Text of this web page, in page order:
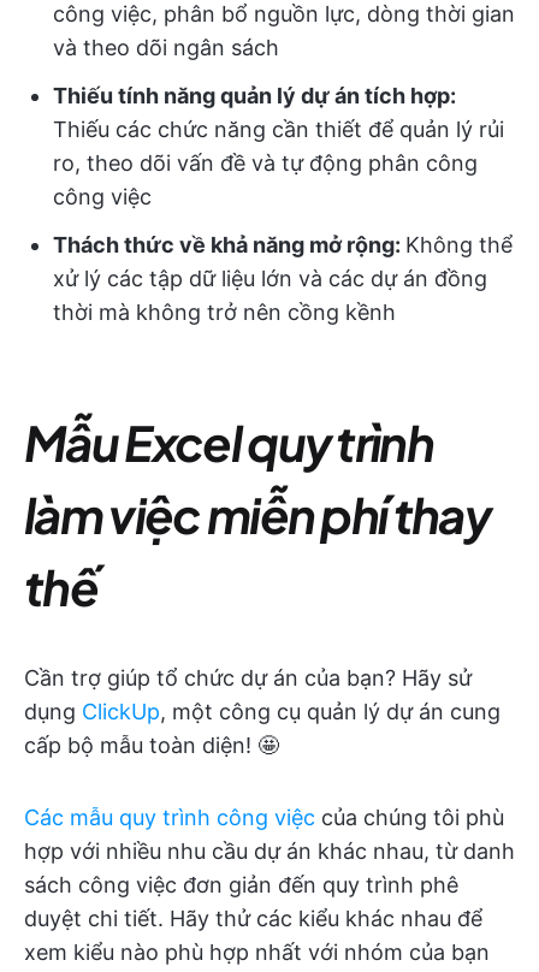
công việc, phân bổ nguồn lực, dòng thời gian
và theo dõi ngân sách
Thiếu tính năng quản lý dự án tích hợp:
Thiếu các chức năng cần thiết để quản lý rủi
ro, theo dõi vấn đề và tự động phân công
công việc
Thách thức về khả năng mở rộng: Không thể
xử lý các tập dữ liệu lớn và các dự án đồng
thời mà không trở nên cồng kềnh
Mẫu Excel quy trình
làm việc miễn phí thay
thế
Cần trợ giúp tổ chức dự án của bạn? Hãy sử
dụng ClickUp, một công cụ quản lý dự án cung
cấp bộ mẫu toàn diện! 🤩
Các mẫu quy trình công việc của chúng tôi phù
hợp với nhiều nhu cầu dự án khác nhau, từ danh
sách công việc đơn giản đến quy trình phê
duyệt chi tiết. Hãy thử các kiểu khác nhau để
xem kiểu nào phù hợp nhất với nhóm của bạn